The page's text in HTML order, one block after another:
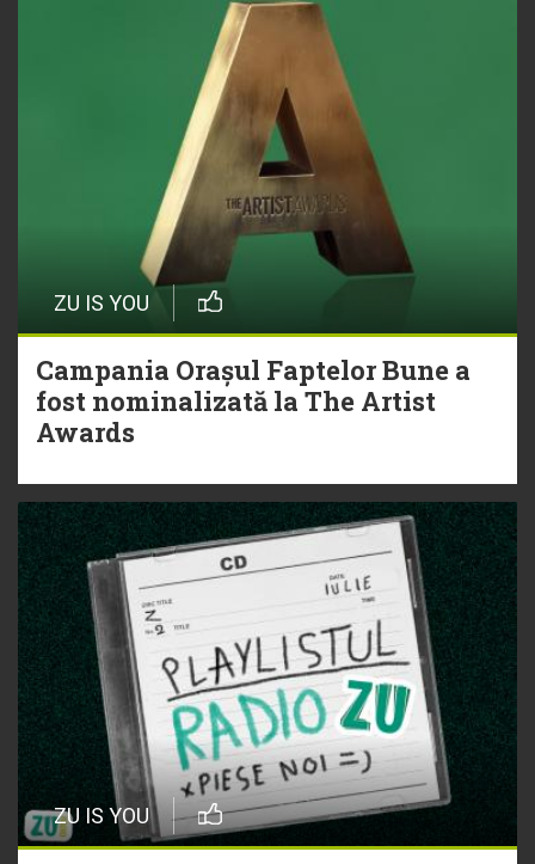
ZU IS YOU
Campania Orașul Faptelor Bune a
fost nominalizată la The Artist
Awards
ZU IS YOU